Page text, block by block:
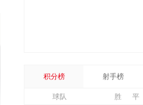
积分榜 射手榜
球队 胜 平